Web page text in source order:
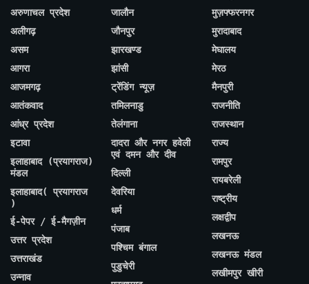
अरुणाचल प्रदेश
अलीगढ़
असम
आगरा
आजमगढ़
आतंकवाद
आंध्र प्रदेश
इटावा
इलाहाबाद (प्रयागराज)
मंडल
इलाहाबाद( प्रयागराज
)
ई-पेपर / ई-मैगज़ीन
उत्तर प्रदेश
उत्तराखंड
उन्नाव
जालौन
जौनपुर
झारखण्ड
झांसी
ट्रेंडिंग न्यूज़
तमिलनाडु
तेलंगाना
दादरा और नगर हवेली
एवं दमन और दीव
दिल्ली
देवरिया
धर्म
पंजाब
पश्चिम बंगाल
पुडुचेरी
मुज़फ्फरनगर
मुरादाबाद
मेघालय
मेरठ
मैनपुरी
राजनीति
राजस्थान
राज्य
रामपुर
रायबरेली
राष्ट्रीय
लक्षद्वीप
लखनऊ
लखनऊ मंडल
लखीमपुर खीरी